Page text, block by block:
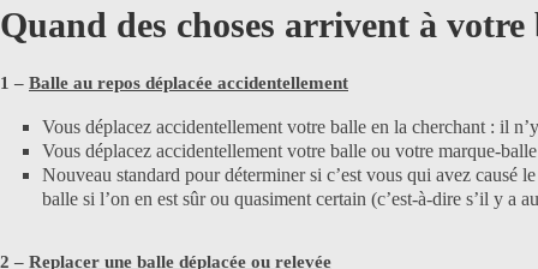
Quand des choses arrivent à votre
1 – Balle au repos déplacée accidentellement
Vous déplacez accidentellement votre balle en la cherchant : il
Vous déplacez accidentellement votre balle ou votre marque-
Nouveau standard pour déterminer si c’est vous qui avez causé
balle si l’on en est sûr ou quasiment certain (c’est-à-dire s’il y a
2 – Replacer une balle déplacée ou relevée